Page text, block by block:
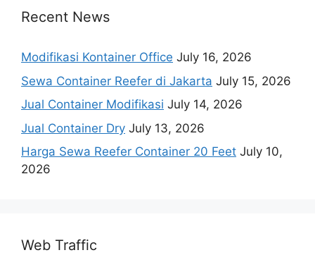
Recent News
Modifikasi Kontainer Office July 16, 2026
Sewa Container Reefer di Jakarta July 15, 2026
Jual Container Modifikasi July 14, 2026
Jual Container Dry July 13, 2026
Harga Sewa Reefer Container 20 Feet July 10,
2026
Web Traffic